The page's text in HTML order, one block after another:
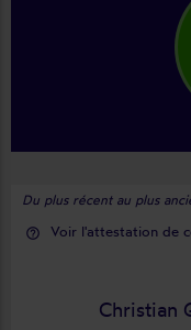
Du plus récent au plus
help_outline Voir l'attestation de
Christian